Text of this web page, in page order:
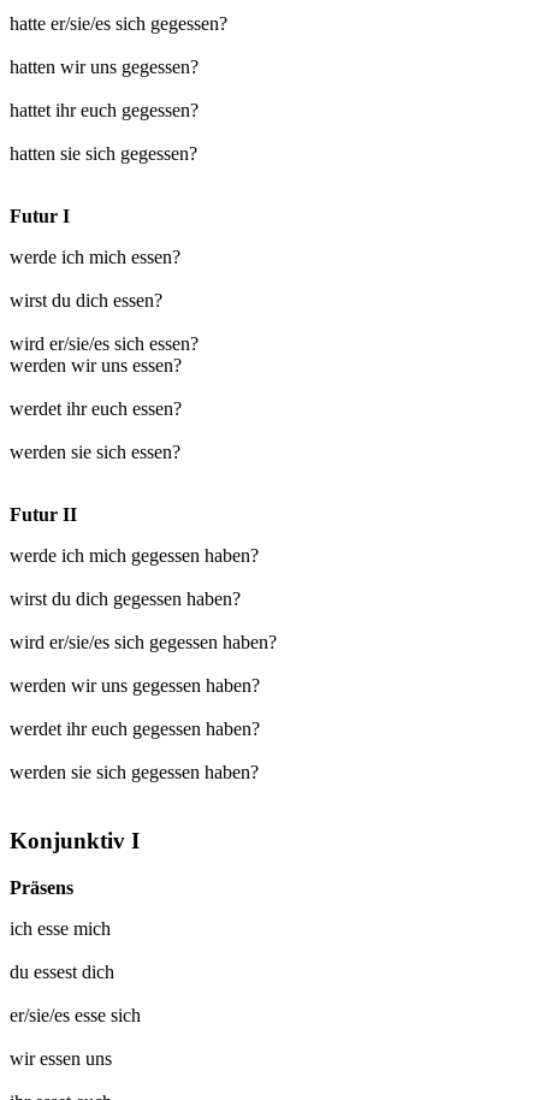
hatte er/sie/es sich gegessen?
hatten wir uns gegessen?
hattet ihr euch gegessen?
hatten sie sich gegessen?
Futur I
werde ich mich essen?
wirst du dich essen?
wird er/sie/es sich essen?
werden wir uns essen?
werdet ihr euch essen?
werden sie sich essen?
Futur II
werde ich mich gegessen haben?
wirst du dich gegessen haben?
wird er/sie/es sich gegessen haben?
werden wir uns gegessen haben?
werdet ihr euch gegessen haben?
werden sie sich gegessen haben?
Konjunktiv I
Präsens
ich esse mich
du essest dich
er/sie/es esse sich
wiressen uns